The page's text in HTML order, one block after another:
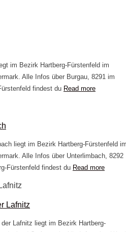
im Bezirk Hartberg-Fürstenfeld im
Alle Infos über Burgau, 8291 im
findest du Read more
liegt im Bezirk Hartberg-Fürstenfeld im
Alle Infos über Unterlimbach, 8292
Fürstenfeld findest du Read more
der Lafnitz liegt im Bezirk Hartberg-